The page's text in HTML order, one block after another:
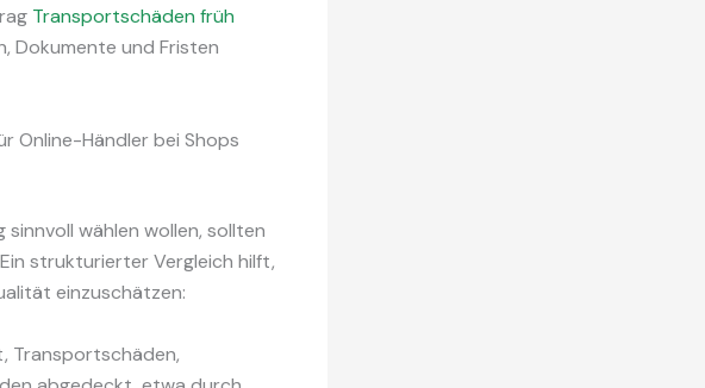
Transportschäden früh
Dokumente und Fristen
Online-Händler bei Shops
sinnvoll wählen wollen, sollten
strukturierter Vergleich hilft,
einzuschätzen:
Transportschäden,